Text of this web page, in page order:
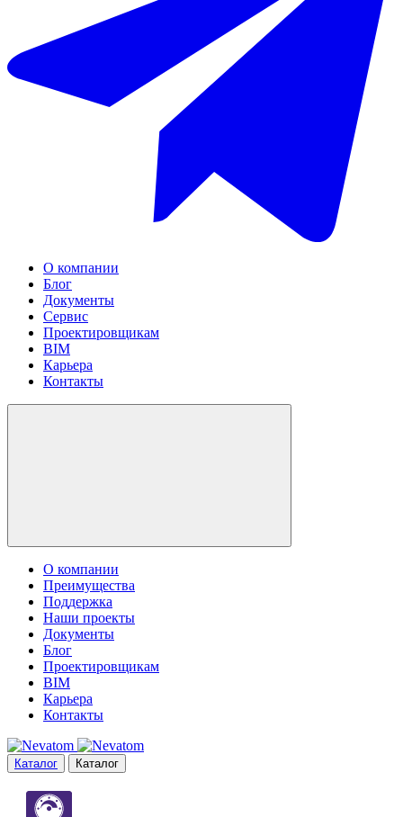
О компании
Блог
Документы
Сервис
Проектировщикам
BIM
Карьера
Контакты
О компании
Преимущества
Поддержка
Наши проекты
Документы
Блог
Проектировщикам
BIM
Карьера
Контакты
Каталог Каталог